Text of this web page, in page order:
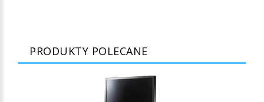
PRODUKTY POLECANE